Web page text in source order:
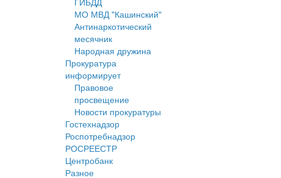
МО МВД "Кашинский"
Антинаркотический
месячник
Народная дружина
Прокуратура
информирует
Правовое
просвещение
Новости прокуратуры
Гостехнадзор
Роспотребнадзор
РОСРЕЕСТР
Центробанк
Разное